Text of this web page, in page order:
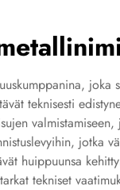
teknisesti
huippuunsa
tekniset